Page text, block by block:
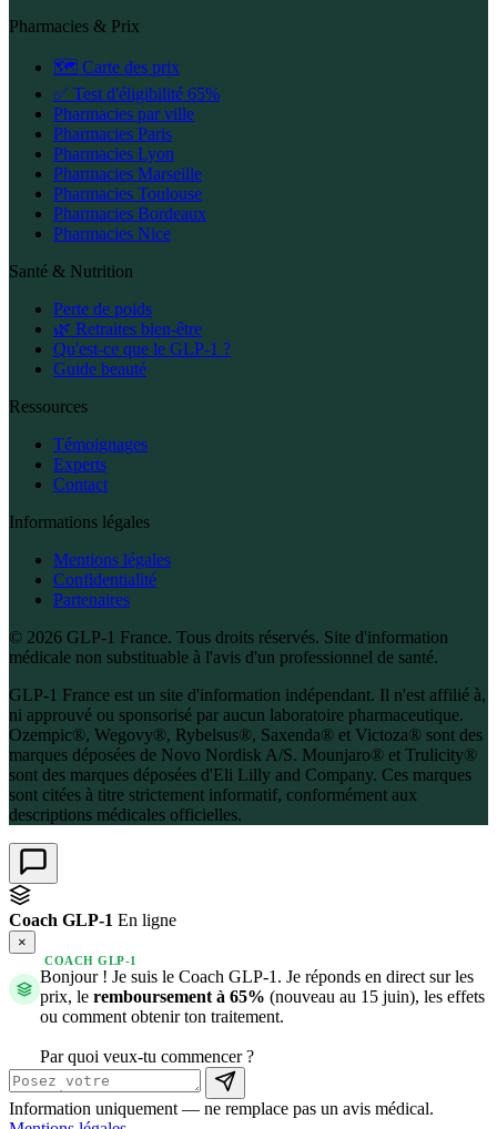
Pharmacies & Prix
🗺️ Carte des prix
✅ Test d'éligibilité 65%
Pharmacies par ville
Pharmacies Paris
Pharmacies Lyon
Pharmacies Marseille
Pharmacies Toulouse
Pharmacies Bordeaux
Pharmacies Nice
Santé & Nutrition
Perte de poids
🌿 Retraites bien-être
Qu'est-ce que le GLP-1 ?
Guide beauté
Ressources
Témoignages
Experts
Contact
Informations légales
Mentions légales
Confidentialité
Partenaires
© 2026 GLP-1 France. Tous droits réservés. Site d'information
médicale non substituable à l'avis d'un professionnel de santé.
GLP-1 France est un site d'information indépendant. Il n'est affilié à,
ni approuvé ou sponsorisé par aucun laboratoire pharmaceutique.
Ozempic®, Wegovy®, Rybelsus®, Saxenda® et Victoza® sont des
marques déposées de Novo Nordisk A/S. Mounjaro® et Trulicity®
sont des marques déposées d'Eli Lilly and Company. Ces marques
sont citées à titre strictement informatif, conformément aux
descriptions médicales officielles.
Coach GLP-1 En ligne
×
COACH GLP-1
Bonjour ! Je suis le Coach GLP-1. Je réponds en direct sur les
prix, le remboursement à 65% (nouveau au 15 juin), les effets
ou comment obtenir ton traitement.
Par quoi veux-tu commencer ?
Information uniquement — ne remplace pas un avis médical.